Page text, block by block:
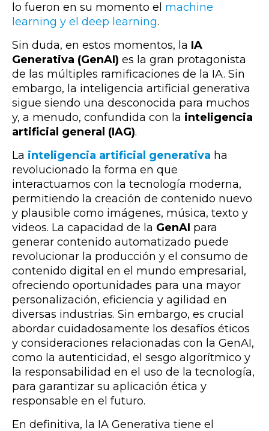
lo fueron en su momento el machine
learning y el deep learning.
Sin duda, en estos momentos, la IA
Generativa (GenAI) es la gran protagonista
de las múltiples ramificaciones de la IA. Sin
embargo, la inteligencia artificial generativa
sigue siendo una desconocida para muchos
y, a menudo, confundida con la inteligencia
artificial general (IAG).
La inteligencia artificial generativa ha
revolucionado la forma en que
interactuamos con la tecnología moderna,
permitiendo la creación de contenido nuevo
y plausible como imágenes, música, texto y
videos. La capacidad de la GenAI para
generar contenido automatizado puede
revolucionar la producción y el consumo de
contenido digital en el mundo empresarial,
ofreciendo oportunidades para una mayor
personalización, eficiencia y agilidad en
diversas industrias. Sin embargo, es crucial
abordar cuidadosamente los desafíos éticos
y consideraciones relacionadas con la GenAI,
como la autenticidad, el sesgo algorítmico y
la responsabilidad en el uso de la tecnología,
para garantizar su aplicación ética y
responsable en el futuro.
En definitiva, la IA Generativa tiene el